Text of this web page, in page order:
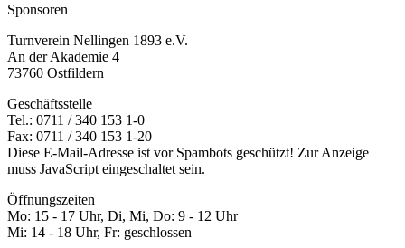
Sponsoren
Turnverein Nellingen 1893 e.V.
An der Akademie 4
73760 Ostfildern
Geschäftsstelle
Tel.: 0711 / 340 153 1-0
Fax: 0711 / 340 153 1-20
Diese E-Mail-Adresse ist vor Spambots geschützt! Zur Anzeige
muss JavaScript eingeschaltet sein.
Öffnungszeiten
Mo: 15 - 17 Uhr, Di, Mi, Do: 9 - 12 Uhr
Mi: 14 - 18 Uhr, Fr: geschlossen